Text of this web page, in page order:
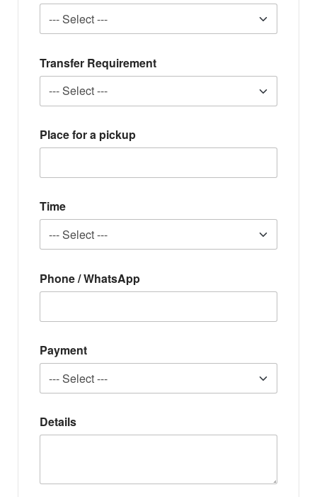
Transfer Requirement
Place for a pickup
Time
Phone / WhatsApp
Payment
Details